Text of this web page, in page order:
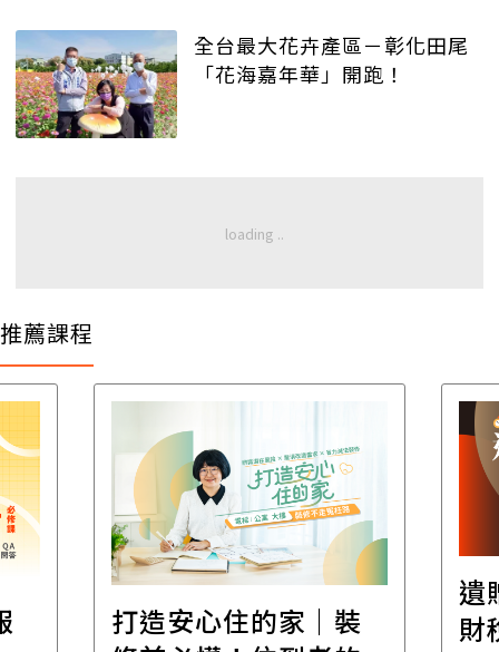
全台最大花卉產區－彰化田尾
「花海嘉年華」開跑！
推薦課程
打造安心住的家｜裝
遺
財